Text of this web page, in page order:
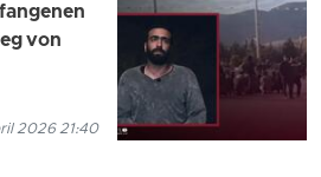
von
2026 21:40